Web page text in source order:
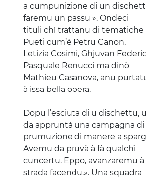
a cumpunizione di un
faremu un passu ». Ondeci
tituli chì trattanu di tematiche
Pueti cum’è Petru Canon,
Letizia Cosimi, Ghjuvan
Pasquale Renucci ma dinò
Mathieu Casanova, anu
à issa bella opera.
Dopu l’esciuta di u dischettu,
da appruntà una campagna di
prumuzione di manere à
Avemu da pruvà à fà qualchì
cuncertu. Eppo, avanzaremu
strada facendu.». Una squadra